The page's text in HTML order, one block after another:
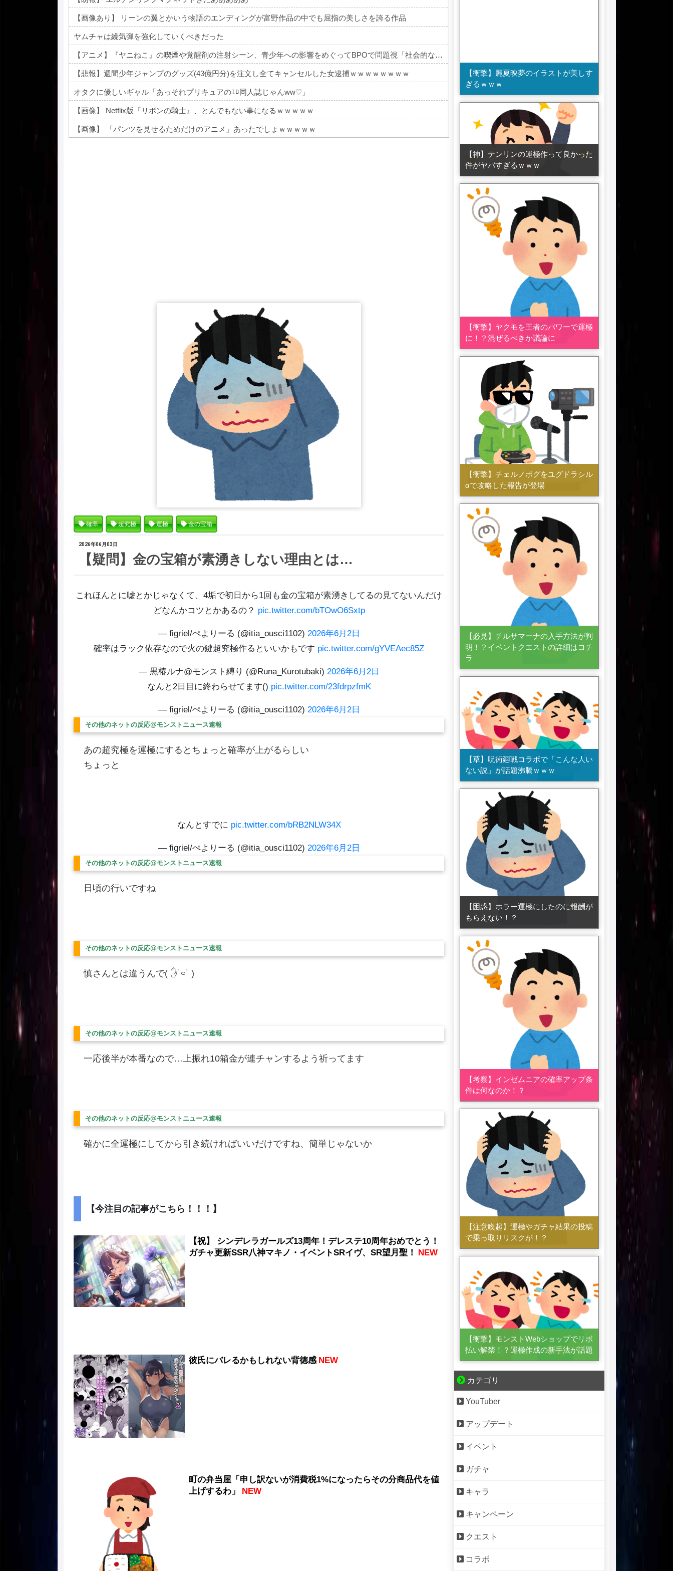
【画像あり】 リーンの翼とかいう物語のエンディングが富野作品の中でも屈指の美しさを誇る作品
ヤムチャは繰気弾を強化していくべきだった
【アニメ】『ヤニねこ』の喫煙や覚醒剤の注射シーン、青少年への影響をめぐってBPOで問題視「社会的な問題になっている時に紛らわしいことをするな」
【悲報】週間少年ジャンプのグッズ(43億円分)を注文し全てキャンセルした女逮捕ｗｗｗｗｗｗｗｗ
オタクに優しいギャル「あっそれプリキュアのｴﾛ同人誌じゃんww♡」
【画像】 Netflix版『リボンの騎士』、とんでもない事になるｗｗｗｗｗ
【画像】 「パンツを見せるためだけのアニメ」あったでしょｗｗｗｗｗ
確率 超究極 運極 金の宝箱
2026年06月03日
【疑問】金の宝箱が素湧きしない理由とは…
これほんとに嘘とかじゃなくて、4垢で初日から1回も金の宝箱が素湧きしてるの見てないんだけ
どなんかコツとかあるの？ pic.twitter.com/bTOwO6Sxtp
— figriel/ぺよりーる (@itia_ousci1102) 2026年6月2日
確率はラック依存なので火の鍵超究極作るといいかもです pic.twitter.com/gYVEAec85Z
— 黒椿ルナ@モンスト縛り (@Runa_Kurotubaki) 2026年6月2日
なんと2日目に終わらせてます() pic.twitter.com/23fdrpzfmK
— figriel/ぺよりーる (@itia_ousci1102) 2026年6月2日
その他のネットの反応@モンストニュース速報
あの超究極を運極にするとちょっと確率が上がるらしい
ちょっと
なんとすでに pic.twitter.com/bRB2NLW34X
— figriel/ぺよりーる (@itia_ousci1102) 2026年6月2日
その他のネットの反応@モンストニュース速報
日頃の行いですね
その他のネットの反応@モンストニュース速報
慎さんとは違うんで( ✋˙࿁˙ )
その他のネットの反応@モンストニュース速報
一応後半が本番なので…上振れ10箱金が連チャンするよう祈ってます
その他のネットの反応@モンストニュース速報
確かに全運極にしてから引き続ければいいだけですね、簡単じゃないか
【今注目の記事がこちら！！！】
【祝】 シンデレラガールズ13周年！デレステ10周年おめでとう！
ガチャ更新SSR八神マキノ・イベントSRイヴ、SR望月聖！
NEW
彼氏にバレるかもしれない背徳感 NEW
町の弁当屋「申し訳ないが消費税1%になったらその分商品代を値
上げするわ」
NEW
【衝撃】麗夏映夢のイラストが美しす
ぎるｗｗｗ
【神】テンリンの運極作って良かった
件がヤバすぎるｗｗｗ
【衝撃】ヤクモを王者のパワーで運極
に！？混ぜるべきか議論に
【衝撃】チェルノボグをユグドラシル
αで攻略した報告が登場
【必見】チルサマーナの入手方法が判
明！？イベントクエストの詳細はコチ
ラ
【草】呪術廻戦コラボで「こんな人い
ない説」が話題沸騰ｗｗｗ
【困惑】ホラー運極にしたのに報酬が
もらえない！？
【考察】インゼムニアの確率アップ条
件は何なのか！？
【注意喚起】運極やガチャ結果の投稿
で乗っ取りリスクが！？
【衝撃】モンストWebショップでリボ
払い解禁！？運極作成の新手法が話題
カテゴリ
YouTuber
アップデート
イベント
ガチャ
キャラ
キャンペーン
クエスト
コラボ